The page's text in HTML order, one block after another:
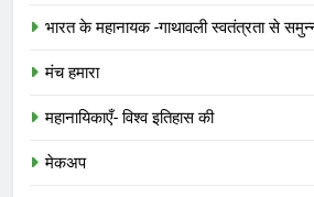
भारत के महानायक -गाथावली स्वतंत्रता से
मंच हमारा
महानायिकाएँ- विश्व इतिहास की
मेकअप